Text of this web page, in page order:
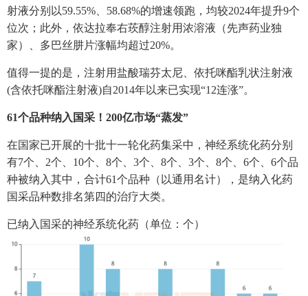
射液分别以59.55%、58.68%的增速领跑，均较2024年提升9个
位次；此外，依达拉奉右莰醇注射用浓溶液（先声药业独
家）、多巴丝肼片涨幅均超过20%。
值得一提的是，注射用盐酸瑞芬太尼、依托咪酯乳状注射液
(含依托咪酯注射液)自2014年以来已实现“12连涨”。
61个品种纳入国采！200亿市场“蒸发”
在国家已开展的十批十一轮化药集采中，神经系统化药分别
有7个、2个、10个、8个、3个、8个、3个、8个、6个、6个品
种被纳入其中，合计61个品种（以通用名计），是纳入化药
国采品种数排名第四的治疗大类。
已纳入国采的神经系统化药（单位：个）